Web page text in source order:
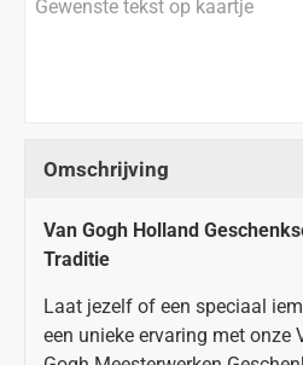
Omschrijving
Van Gogh Holland
Traditie
Laat jezelf of een speciaal
een unieke ervaring met onze